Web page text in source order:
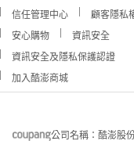
信任管理中心
顧客隱私
安心購物
資訊安全
資訊安全及隱私保護認證
加入酷澎商城
公司名稱：酷澎股